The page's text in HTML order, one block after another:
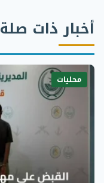
أخبار ذات صلة
محليات